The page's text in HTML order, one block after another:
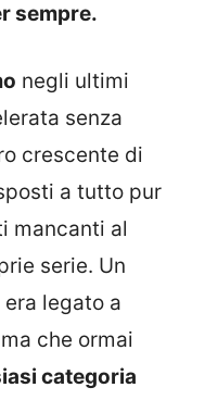
sempre.
negli ultimi
senza
crescente di
a tutto pur
mancanti al
serie. Un
legato a
che ormai
categoria